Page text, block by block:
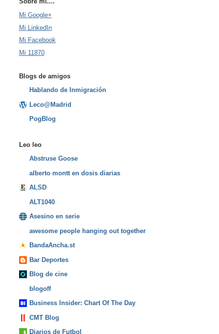
Mi Google+
Mi LinkedIn
Mi Facebook
Mi 11870
Blogs de amigos
Hablando de Inmigración
Leco@Madrid
PogBlog
Leo leo
Abstruse Goose
alberto montt en dosis diarias
ALSD
ALT1040
Asesino en serie
awesome people hanging out together
BandaAncha.st
Bar Deportes
Blog de cine
blogoff
Business Insider: Chart Of The Day
CMT Blog
Diarios de Futbol